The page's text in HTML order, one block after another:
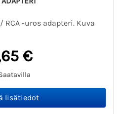
RCA -uros adapteri. Kuva
€